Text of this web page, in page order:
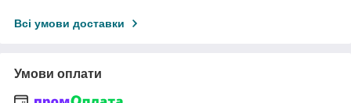
Всі умови доставки
Умови оплати